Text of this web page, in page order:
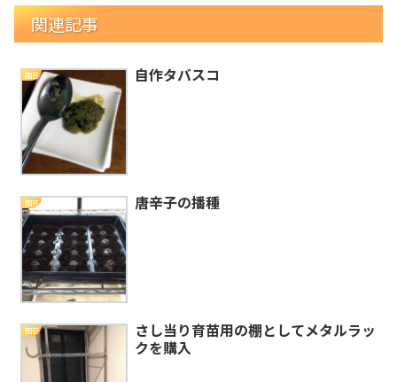
関連記事
園芸 自作タバスコ
園芸 唐辛子の播種
園芸
さし当り育苗用の棚としてメタルラッ
クを購入